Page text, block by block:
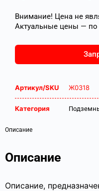
Внимание! Цена не
Актуальные цены — по
Артикул/SKU Ж0318
Категория
Описание
Описание
Описание,